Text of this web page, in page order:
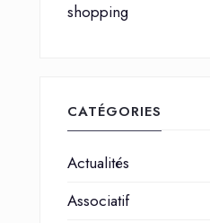
shopping
CATÉGORIES
Actualités
Associatif